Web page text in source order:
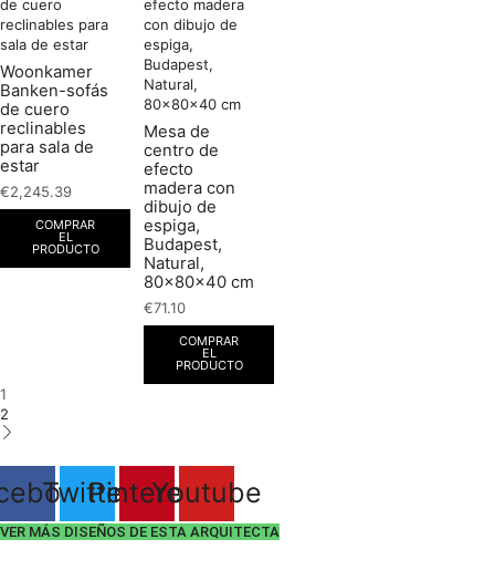
Woonkamer
Banken-sofás
de cuero
reclinables
para sala de
estar
€2,245.39
COMPRAR
EL
PRODUCTO
Mesa de
centro de
efecto
madera con
dibujo de
espiga,
Budapest,
Natural,
80x80x40 cm
€71.10
COMPRAR
EL
PRODUCTO
1
2
TwitterPinterestYoutube
VER MÁS DISEÑOS DE ESTA ARQUITECTA